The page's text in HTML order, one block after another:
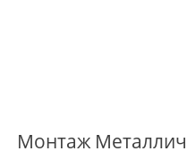
Монтаж